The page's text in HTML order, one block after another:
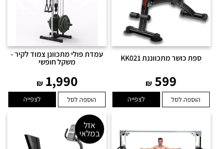
ספת כושר מתכווננת KK021
599
₪
הוספה לסל לצפייה
עמדת פולי מתכוונן צמוד לקיר -
משקל חופשי
1,990
₪
הוספה לסל לצפייה
אזל
במלאי